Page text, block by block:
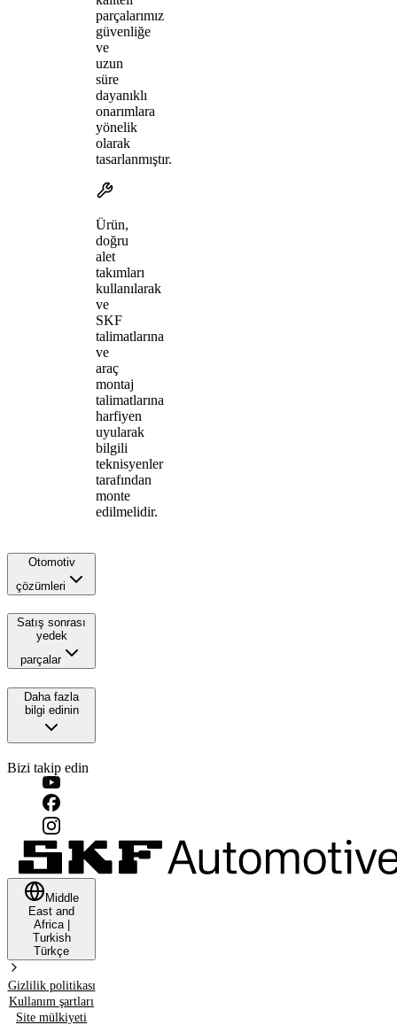
parçalarımız
güvenliğe
ve
uzun
süre
dayanıklı
onarımlara
yönelik
olarak
tasarlanmıştır.
Ürün,
doğru
alet
takımları
kullanılarak
ve
SKF
talimatlarına
ve
araç
montaj
talimatlarına
harfiyen
uyularak
bilgili
teknisyenler
tarafından
monte
edilmelidir.
Otomotiv
çözümleri
Satış sonrası
yedek
parçalar
Daha fazla
bilgi edinin
Bizi takip edin
Middle
East and
Africa|
Turkish
Türkçe
Gizlilik politikası
Kullanım şartları
Site mülkiyeti